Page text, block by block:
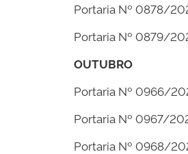
Portaria Nº 0878/
Portaria Nº 0879/
OUTUBRO
Portaria Nº 0966/
Portaria Nº 0967/
Portaria Nº 0968/